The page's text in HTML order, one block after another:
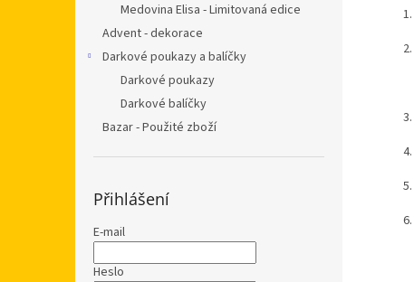
Medovina Elisa - Limitovaná edice
Advent - dekorace
Darkové poukazy a balíčky
Darkové poukazy
Darkové balíčky
Bazar - Použité zboží
Přihlášení
E-mail
Heslo